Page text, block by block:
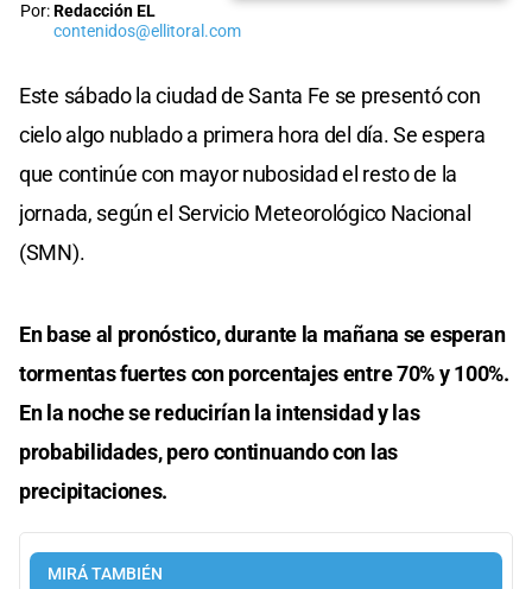
Por:Redacción EL
contenidos@ellitoral.com
Este sábado la ciudad de Santa Fe se presentó con
cielo algo nublado a primera hora del día. Se espera
que continúe con mayor nubosidad el resto de la
jornada, según el Servicio Meteorológico Nacional
(SMN).
En base al pronóstico, durante la mañana se esperan
tormentas fuertes con porcentajes entre 70% y 100%.
En la noche se reducirían la intensidad y las
probabilidades, pero continuando con las
precipitaciones.
MIRÁ TAMBIÉN